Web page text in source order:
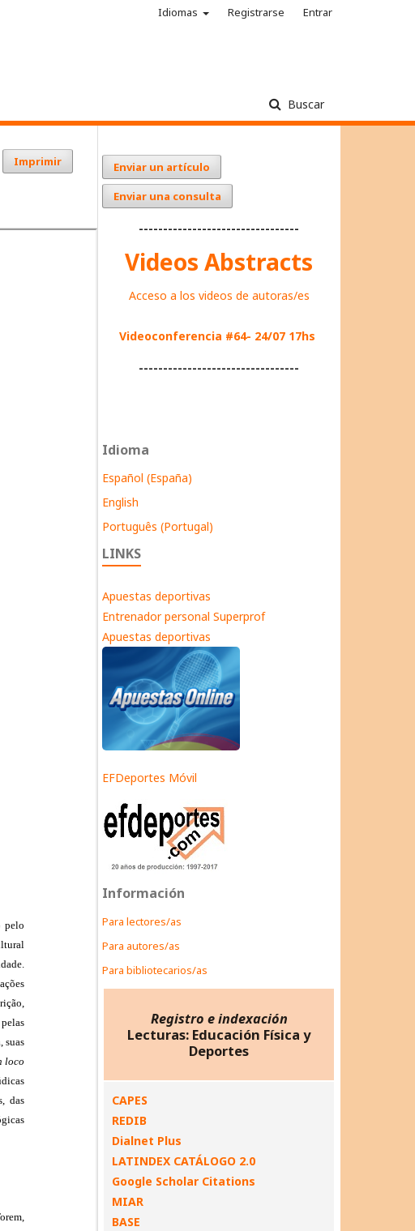
Buscar
Idiomas Registrarse Entrar
Imprimir
Enviar un artículo
Enviar una consulta
---------------------------------
Videos Abstracts
Acceso a los videos de autoras/es
Videoconferencia #64- 24/07 17hs
---------------------------------
Idioma
Español (España)
English
Português (Portugal)
LINKS
Apuestas deportivas
Entrenador personal Superprof
Apuestas deportivas
EFDeportes Móvil
Información
Para lectores/as
Para autores/as
Para bibliotecarios/as
Registro e indexación
Lecturas: Educación Física y
Deportes
CAPES
REDIB
Dialnet Plus
LATINDEX CATÁLOGO 2.0
Google Scholar Citations
MIAR
BASE